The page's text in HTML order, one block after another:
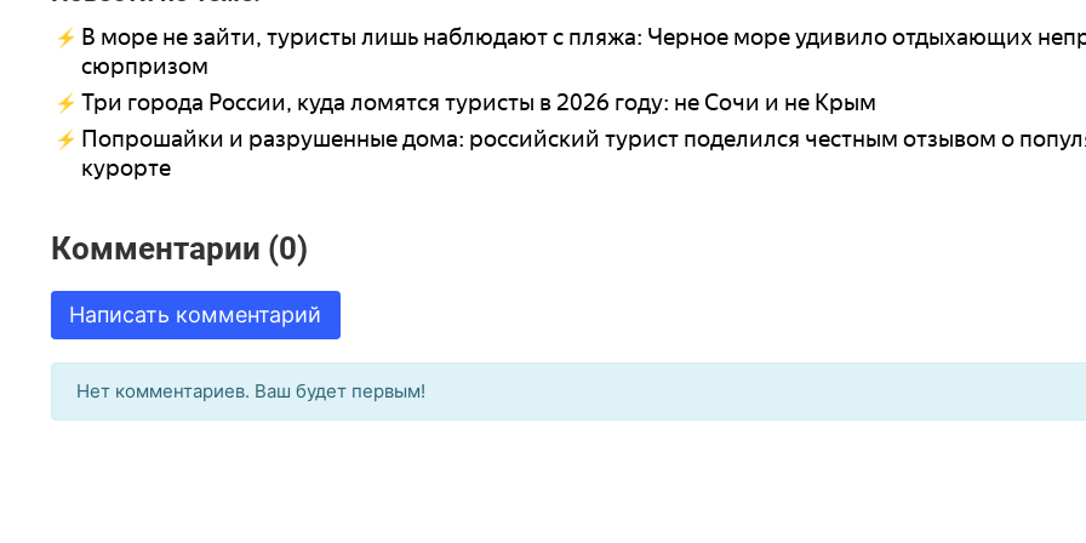
В море не зайти, туристы лишь наблюдают с пляжа: Черное море удивило отдыхающих
сюрпризом
Три города России, куда ломятся туристы в 2026 году: не Сочи и не Крым
Попрошайки и разрушенные дома: российский турист поделился честным отзывом о
курорте
Комментарии (0)
Написать комментарий
Нет комментариев. Ваш будет первым!